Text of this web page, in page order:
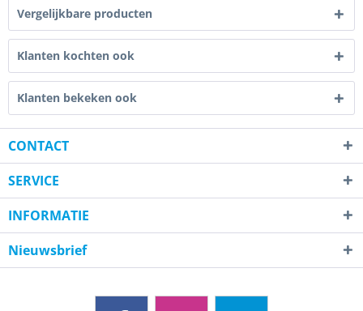
Vergelijkbare producten
Klanten kochten ook
Klanten bekeken ook
CONTACT
SERVICE
INFORMATIE
Nieuwsbrief